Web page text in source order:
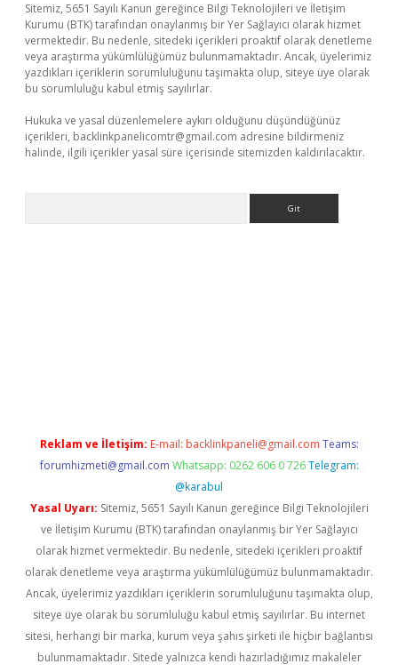
Sitemiz, 5651 Sayılı Kanun gereğince Bilgi Teknolojileri ve İletişim
Kurumu (BTK) tarafından onaylanmış bir Yer Sağlayıcı olarak hizmet
vermektedir. Bu nedenle, sitedeki içerikleri proaktif olarak denetleme
veya araştırma yükümlülüğümüz bulunmamaktadır. Ancak, üyelerimiz
yazdıkları içeriklerin sorumluluğunu taşımakta olup, siteye üye olarak
bu sorumluluğu kabul etmiş sayılırlar.
Hukuka ve yasal düzenlemelere aykırı olduğunu düşündüğünüz
içerikleri, backlinkpanelicomtr@gmail.com adresine bildirmeniz
halinde, ilgili içerikler yasal süre içerisinde sitemizden kaldırılacaktır.
Reklam ve İletişim: E-mail: backlinkpaneli@gmail.com Teams:
forumhizmeti@gmail.com Whatsapp: 0262 606 0 726 Telegram:
@karabul
Yasal Uyarı: Sitemiz, 5651 Sayılı Kanun gereğince Bilgi Teknolojileri
ve İletişim Kurumu (BTK) tarafından onaylanmış bir Yer Sağlayıcı
olarak hizmet vermektedir. Bu nedenle, sitedeki içerikleri proaktif
olarak denetleme veya araştırma yükümlülüğümüz bulunmamaktadır.
Ancak, üyelerimiz yazdıkları içeriklerin sorumluluğunu taşımakta olup,
siteye üye olarak bu sorumluluğu kabul etmiş sayılırlar. Bu internet
sitesi, herhangi bir marka, kurum veya şahıs şirketi ile hiçbir bağlantısı
bulunmamaktadır. Sitede yalnızca kendi hazırladığımız makaleler